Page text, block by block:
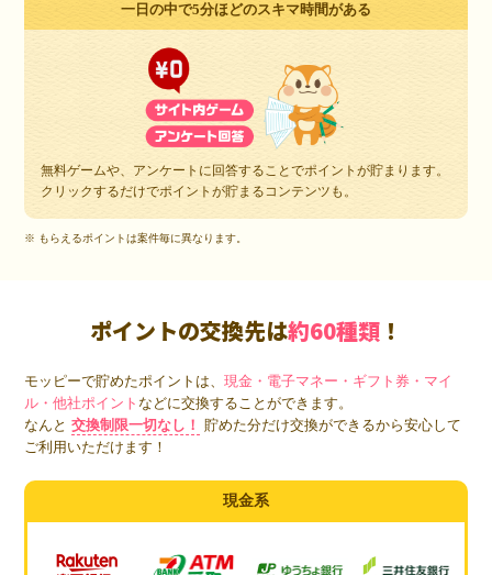
一日の中で5分ほどのスキマ時間がある
無料ゲームや、アンケートに回答することでポイントが貯まります。
クリックするだけでポイントが貯まるコンテンツも。
※ もらえるポイントは案件毎に異なります。
ポイントの交換先は約60種類 ！
モッピーで貯めたポイントは、現金・電子マネー・ギフト券・マイ
ル・他社ポイントなどに交換することができます。
なんと 交換制限一切なし！
貯めた分だけ交換ができるから安心して
ご利用いただけます！
現金系